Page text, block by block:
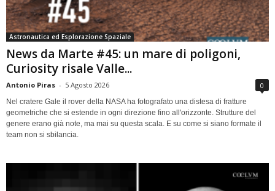
Astronautica ed Esplorazione Spaziale
News da Marte #45: un mare di poligoni,
Curiosity risale Valle...
Antonio Piras - 5 Agosto 2026 0
Nel cratere Gale il rover della NASA ha fotografato una distesa di fratture
geometriche che si estende in ogni direzione fino all'orizzonte. Strutture del
genere erano già note, ma mai su questa scala. E su come si siano formate il
team non si sbilancia.